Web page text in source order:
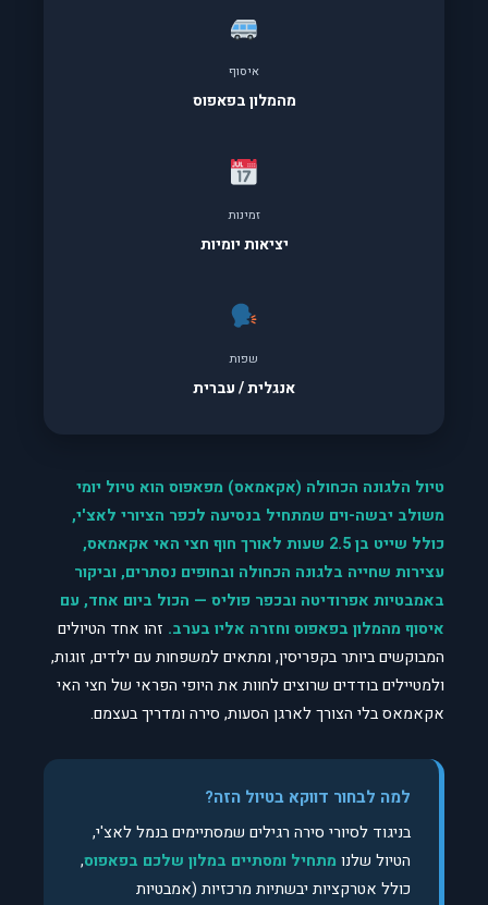
איסוף
מהמלון בפאפוס
זמינות
יציאות יומיות
שפות
אנגלית / עברית
טיול הלגונה הכחולה (אקאמאס) מפאפוס הוא טיול יומי
משולב יבשה-וים שמתחיל בנסיעה לכפר הציורי לאצ'י,
כולל שייט בן 2.5 שעות לאורך חוף חצי האי אקאמאס,
עצירות שחייה בלגונה הכחולה ובחופים נסתרים, וביקור
באמבטיות אפרודיטה ובכפר פוליס — הכול ביום אחד, עם
איסוף מהמלון בפאפוס וחזרה אליו בערב. זהו אחד הטיולים
המבוקשים ביותר בקפריסין, ומתאים למשפחות עם ילדים, זוגות,
ולמטיילים בודדים שרוצים לחוות את היופי הפראי של חצי האי
אקאמאס בלי הצורך לארגן הסעות, סירה ומדריך בעצמם.
למה לבחור דווקא בטיול הזה?
בניגוד לסיורי סירה רגילים שמסתיימים בנמל לאצ'י,
הטיול שלנו מתחיל ומסתיים במלון שלכם בפאפוס,
כולל אטרקציות יבשתיות מרכזיות (אמבטיות